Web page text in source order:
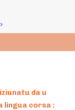
da u
lingua corsa :